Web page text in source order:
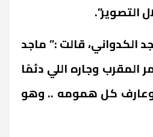
التصوير”.
الكدواني، قالت :” ماجد
المقرب وجاره اللي دئمًا
كل همومه .. وهو